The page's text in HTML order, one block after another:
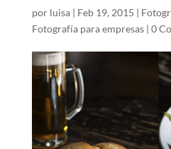
por luisa| Feb 19, 2015 |
Fotografía para empresas| 0